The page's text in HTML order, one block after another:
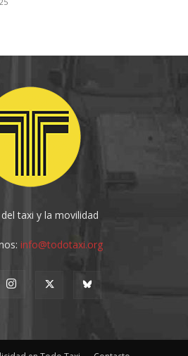
taxi y la movilidad
info@todotaxi.org